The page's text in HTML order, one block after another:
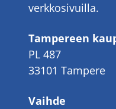
verkkosivuilla.
Tampereen
PL 487
33101 Tampere
Vaihde